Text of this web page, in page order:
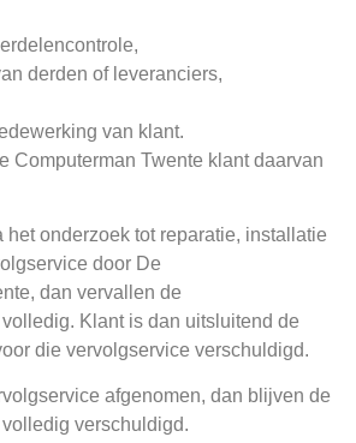
derden of leveranciers,
van klant.
Computerman Twente klant daarvan
het onderzoek tot reparatie, installatie
door De
dan vervallen de
Klant is dan uitsluitend de
die vervolgservice verschuldigd.
afgenomen, dan blijven de
verschuldigd.